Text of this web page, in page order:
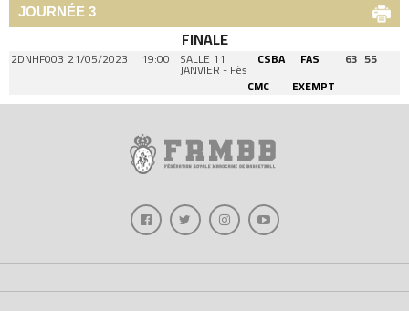
JOURNÉE 3
FINALE
2DNHF003 21/05/2023 19:00 SALLE 11
JANVIER - Fès
CSBA FAS 63 55
CMC
EXEMPT